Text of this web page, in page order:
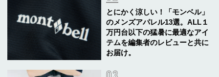
とにかく涼しい！「モンベル」
のメンズアパレル13選。ALL１
万円台以下の猛暑に最適なアイ
テムを編集者のレビューと共に
お届け。